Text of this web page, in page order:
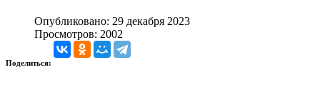
Опубликовано: 29 декабря 2023
Просмотров: 2002
Поделиться: